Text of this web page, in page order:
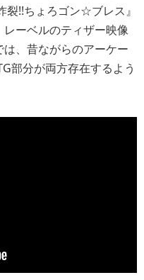
裂!!ちょろゴン☆ブレス』
ーベルのティザー映像
、昔ながらのアーケー
部分が両方存在するよう